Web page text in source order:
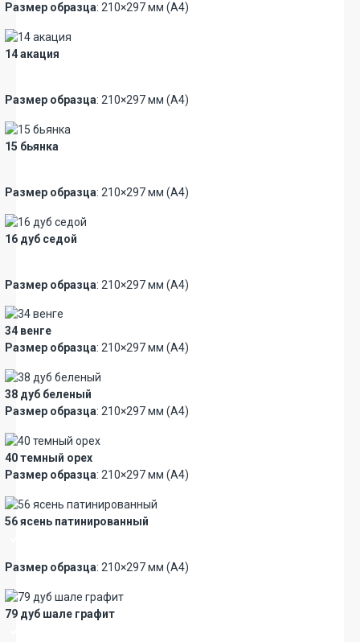
Размер образца: 210×297 мм (А4)
14 акация
Размер образца: 210×297 мм (А4)
15 бьянка
Размер образца: 210×297 мм (А4)
16 дуб седой
Размер образца: 210×297 мм (А4)
34 венге
Размер образца: 210×297 мм (А4)
38 дуб беленый
Размер образца: 210×297 мм (А4)
40 темный орех
Размер образца: 210×297 мм (А4)
56 ясень патинированный
Размер образца: 210×297 мм (А4)
79 дуб шале графит